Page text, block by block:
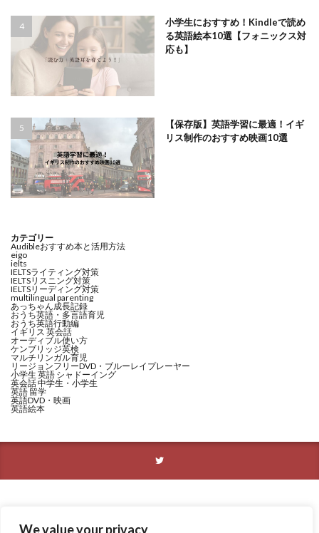
We value your privacy
小学生におすすめ！Kindleで読め
る英語絵本10選【フォニックス対
応も】
【保存版】英語学習に最適！イギ
リス制作のおすすめ映画10選
カテゴリー
Audibleおすすめ本と活用方法
eigo
ielts
IELTSライティング対策
IELTSリスニング対策
IELTSリーディング対策
multilingual parenting
あっちゃん成長記録
おうち英語・多言語育児
おうち英語行動編
イギリス 英会話
オーディブル使い方
ケンブリッジ英検
マルチリンガル育児
リージョンフリーDVD・ブルーレイプレーヤー
小学生 英語 シャドーイング
英会話 中学生・小学生
英語 留学
英語DVD・映画
英語絵本